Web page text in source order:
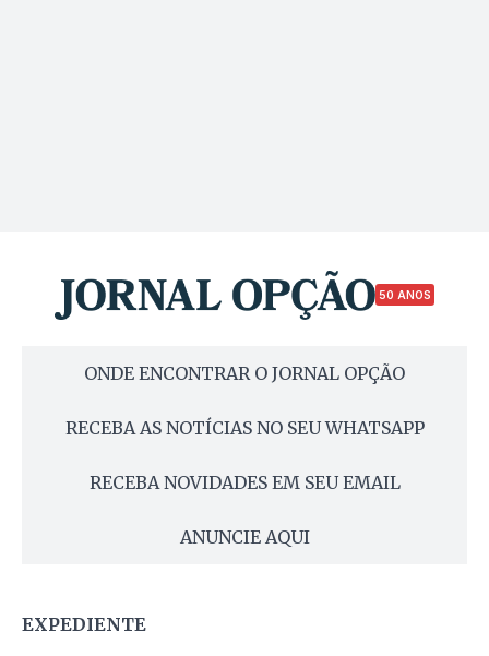
50 ANOS
ONDE ENCONTRAR O JORNAL OPÇÃO
RECEBA AS NOTÍCIAS NO SEU WHATSAPP
RECEBA NOVIDADES EM SEU EMAIL
ANUNCIE AQUI
EXPEDIENTE